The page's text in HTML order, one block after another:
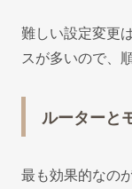
難しい設定変更
スが多いので、
ルーターと
最も効果的なの